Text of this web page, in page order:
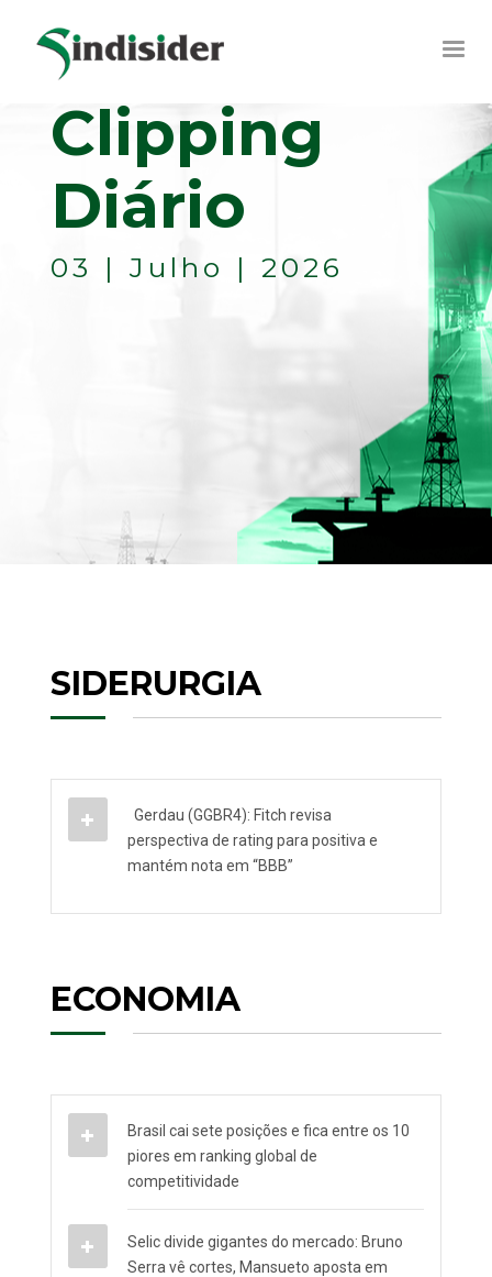
Clipping
Diário
03 | Julho | 2026
SIDERURGIA
Gerdau (GGBR4): Fitch revisa
perspectiva de rating para positiva e
mantém nota em “BBB”
ECONOMIA
Brasil cai sete posições e fica entre os 10
piores em ranking global de
competitividade
Selic divide gigantes do mercado: Bruno
Serra vê cortes, Mansueto aposta em